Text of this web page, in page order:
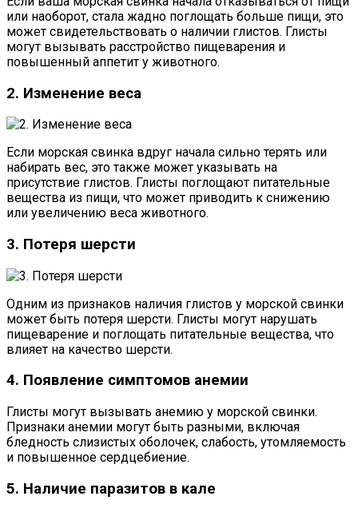
или наоборот, стала жадно поглощать больше пищи, это
может свидетельствовать о наличии глистов. Глисты
могут вызывать расстройство пищеварения и
повышенный аппетит у животного.
2. Изменение веса
Если морская свинка вдруг начала сильно терять или
набирать вес, это также может указывать на
присутствие глистов. Глисты поглощают питательные
вещества из пищи, что может приводить к снижению
или увеличению веса животного.
3. Потеря шерсти
Одним из признаков наличия глистов у морской свинки
может быть потеря шерсти. Глисты могут нарушать
пищеварение и поглощать питательные вещества, что
влияет на качество шерсти.
4. Появление симптомов анемии
Глисты могут вызывать анемию у морской свинки.
Признаки анемии могут быть разными, включая
бледность слизистых оболочек, слабость, утомляемость
и повышенное сердцебиение.
5. Наличие паразитов в кале